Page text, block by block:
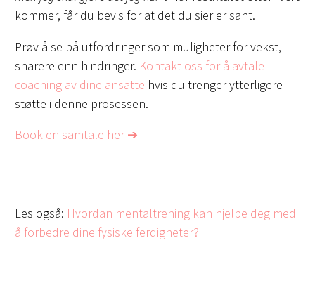
kommer, får du bevis for at det du sier er sant.
Prøv å se på utfordringer som muligheter for vekst,
snarere enn hindringer. Kontakt oss for å avtale
coaching av dine ansatte hvis du trenger ytterligere
støtte i denne prosessen.
Book en samtale her ➔
Les også: Hvordan mentaltrening kan hjelpe deg med
å forbedre dine fysiske ferdigheter?